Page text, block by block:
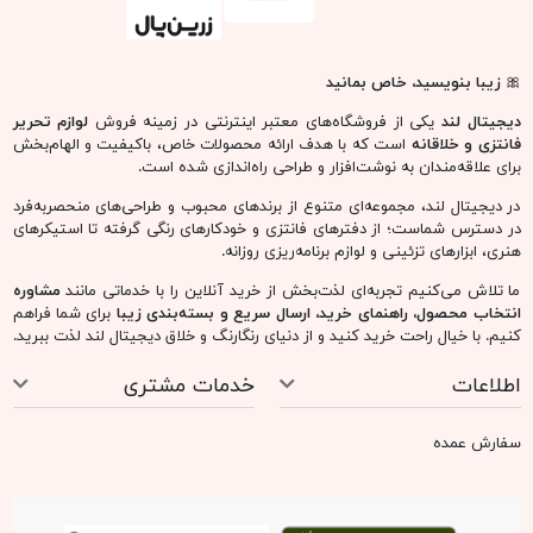
🎀زیبا بنویسید، خاص بمانید
دیجیتال لند یکی از فروشگاه‌های معتبر اینترنتی در زمینه فروش لوازم تحریر
فانتزی و خلاقانه است که با هدف ارائه محصولات خاص، باکیفیت و الهام‌بخش
برای علاقه‌مندان به نوشت‌افزار و طراحی راه‌اندازی شده است.
در دیجیتال لند، مجموعه‌ای متنوع از برندهای محبوب و طراحی‌های منحصربه‌فرد
در دسترس شماست؛ از دفترهای فانتزی و خودکارهای رنگی گرفته تا استیکرهای
هنری، ابزارهای تزئینی و لوازم برنامه‌ریزی روزانه.
ما تلاش می‌کنیم تجربه‌ای لذت‌بخش از خرید آنلاین را با خدماتی مانندمشاوره
انتخاب محصول، راهنمای خرید، ارسال سریع و بسته‌بندی زیبا برای شما فراهم
کنیم. با خیال راحت خرید کنید و از دنیای رنگارنگ و خلاق دیجیتال لند لذت ببرید.
اطلاعات خدمات مشتری
سفارش عمده